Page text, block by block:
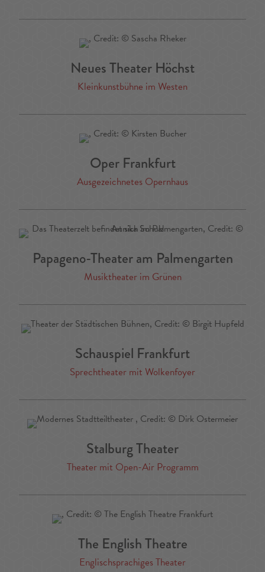
Neues Theater Höchst
Kleinkunstbühne im Westen
Oper Frankfurt
Ausgezeichnetes Opernhaus
Papageno-Theater am Palmengarten
Musiktheater im Grünen
Schauspiel Frankfurt
Sprechtheater mit Wolkenfoyer
Stalburg Theater
Theater mit Open-Air Programm
The English Theatre
Englischsprachiges Theater